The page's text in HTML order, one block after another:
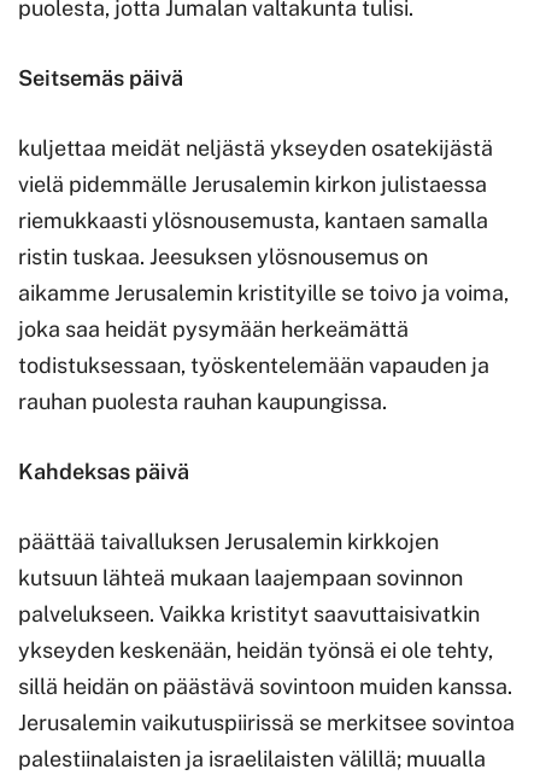
puolesta, jotta Jumalan valtakunta tulisi.
Seitsemäs päivä
kuljettaa meidät neljästä ykseyden osatekijästä
vielä pidemmälle Jerusalemin kirkon julistaessa
riemukkaasti ylösnousemusta, kantaen samalla
ristin tuskaa. Jeesuksen ylösnousemus on
aikamme Jerusalemin kristityille se toivo ja voima,
joka saa heidät pysymään herkeämättä
todistuksessaan, työskentelemään vapauden ja
rauhan puolesta rauhan kaupungissa.
Kahdeksas päivä
päättää taivalluksen Jerusalemin kirkkojen
kutsuun lähteä mukaan laajempaan sovinnon
palvelukseen. Vaikka kristityt saavuttaisivatkin
ykseyden keskenään, heidän työnsä ei ole tehty,
sillä heidän on päästävä sovintoon muiden kanssa.
Jerusalemin vaikutuspiirissä se merkitsee sovintoa
palestiinalaisten ja israelilaisten välillä; muualla